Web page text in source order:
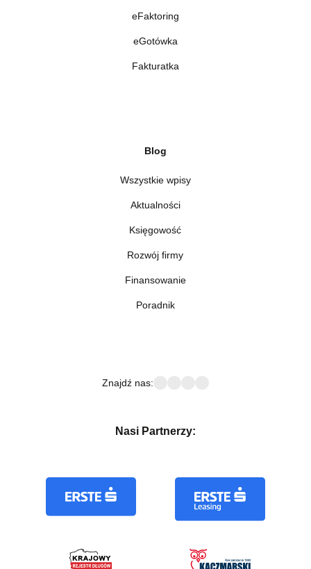
eFaktoring
eGotówka
Fakturatka
Blog
Wszystkie wpisy
Aktualności
Księgowość
Rozwój firmy
Finansowanie
Poradnik
Znajdź nas:
Nasi Partnerzy: